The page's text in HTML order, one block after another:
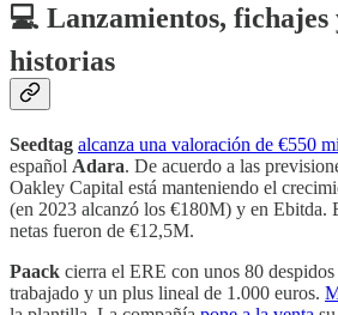
💻 Lanzamientos, fichajes
historias
Seedtag alcanza una valoración de €550
español Adara. De acuerdo a las
Oakley Capital está manteniendo el
(en 2023 alcanzó los €180M) y en Ebitda.
netas fueron de €12,5M.
Paack cierra el ERE con unos 80
trabajado y un plus lineal de 1.000 euros.